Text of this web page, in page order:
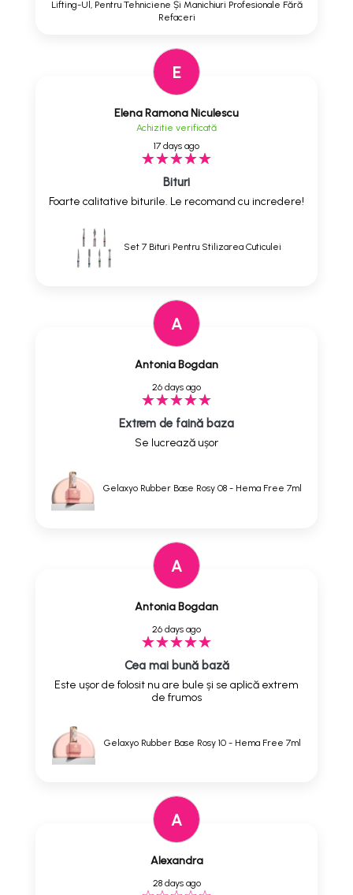
Lifting-Ul, Pentru Tehniciene Și Manichiuri Profesionale Fără
Refaceri
E
Elena Ramona Niculescu
Achizitie verificată
17 days ago
Bituri
Foarte calitative biturile. Le recomand cu incredere!
Set 7 Bituri Pentru Stilizarea Cuticulei
A
Antonia Bogdan
26 days ago
Extrem de faină baza
Se lucrează ușor
Gelaxyo Rubber Base Rosy 08 - Hema Free 7ml
A
Antonia Bogdan
26 days ago
Cea mai bună bază
Este ușor de folosit nu are bule și se aplică extrem
de frumos
Gelaxyo Rubber Base Rosy 10 - Hema Free 7ml
A
Alexandra
28 days ago